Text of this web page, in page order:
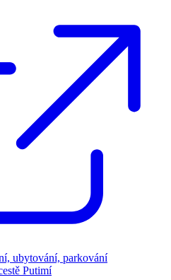
ubytování, parkování
Putimí